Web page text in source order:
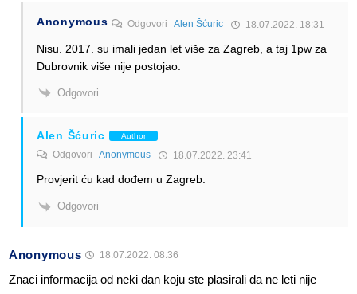
Anonymous OdgovoriAlen Šćuric 18.07.2022. 18:31
Nisu. 2017. su imali jedan let više za Zagreb, a taj 1pw za
Dubrovnik više nije postojao.
Odgovori
Alen Šćuric Author
Odgovori Anonymous 18.07.2022. 23:41
Provjerit ću kad dođem u Zagreb.
Odgovori
Anonymous 18.07.2022. 08:36
Znaci informacija od neki dan koju ste plasirali da ne leti nije